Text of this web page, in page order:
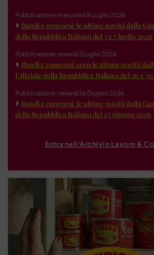
Pubblicazione: mercoledì 8 Luglio 2026
Bandi e concorsi: le ultime novità dalla
della Repubblica Italiana del 3 e 7 luglio 2026
Pubblicazione: venerdì 3 Luglio 2026
Bandi e concorsi: ecco le ultime novità
Ufficiale della Repubblica Italiana del 26 e
Pubblicazione: venerdì 26 Giugno 2026
Bandi e concorsi: le ultime novità dalla
della Repubblica Italiana del 23 giugno 2026
Entra nell'Archivio Lavoro &